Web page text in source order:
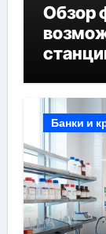
Обзор
Банки и